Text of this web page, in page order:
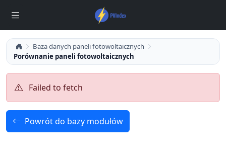
Baza danych paneli fotowoltaicznych
Porównanie paneli fotowoltaicznych
Failed to fetch
Powrót do bazy modułów